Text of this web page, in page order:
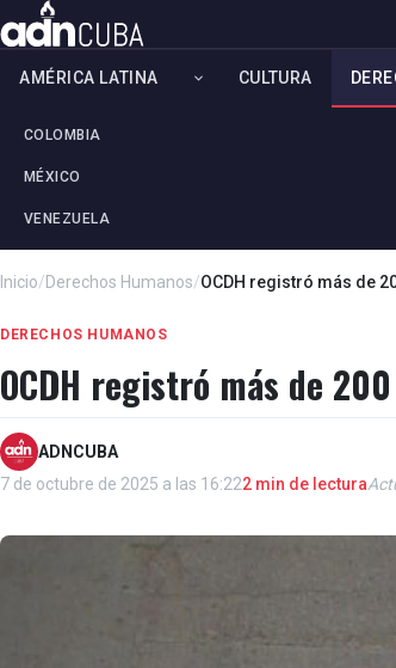
AMÉRICA LATINA
COLOMBIA
MÉXICO
VENEZUELA
CULTURA
Inicio/Derechos Humanos/OCDH registró más de
DERECHOS HUMANOS
OCDH registró más de
ADNCUBA
7 de octubre de 2025 a las 16:222 min de lectura